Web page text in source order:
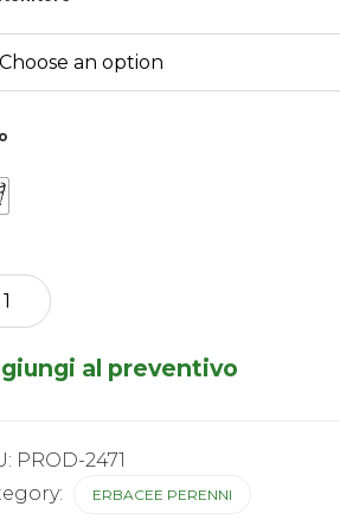
al preventivo
PROD-2471
ERBACEE PERENNI